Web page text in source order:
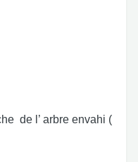
de l’ arbre envahi (